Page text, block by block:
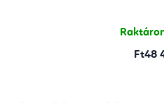
Ft48